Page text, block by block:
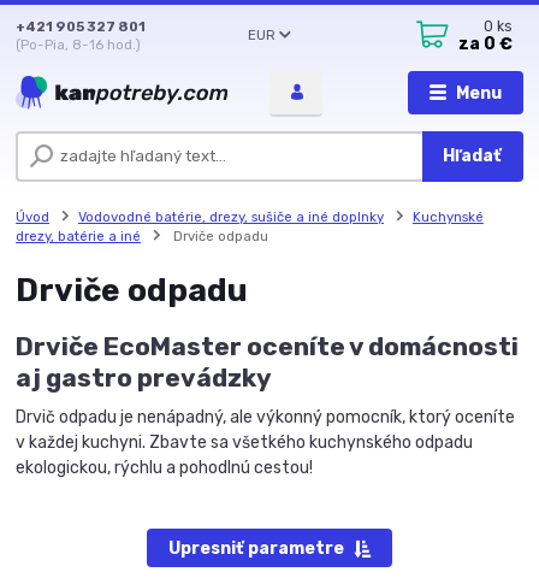
Menu
EUR
Hľadať
+421 905 327 801
(Po-Pia, 8-16 hod.)
0 ks
za 0 €
Úvod Vodovodné batérie, drezy, sušiče a iné doplnky
Kuchynské
drezy, batérie a iné
Drviče odpadu
Drviče odpadu
Drviče EcoMaster oceníte v domácnosti
aj gastro prevádzky
Drvič odpadu je nenápadný, ale výkonný pomocník, ktorý oceníte
v každej kuchyni. Zbavte sa všetkého kuchynského odpadu
ekologickou, rýchlu a pohodlnú cestou!
Upresniť parametre